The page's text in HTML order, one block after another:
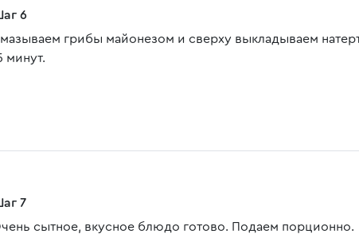
6
грибы майонезом и сверху выкладываем
минут.
7
сытное, вкусное блюдо готово. Подаем порционно.